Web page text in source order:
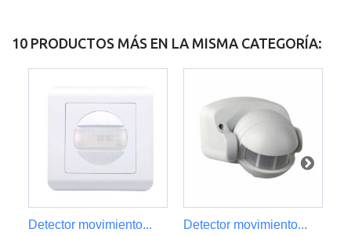
10 PRODUCTOS MÁS EN LA MISMA CATEGORÍA:
Detector movimiento... Detector movimiento...